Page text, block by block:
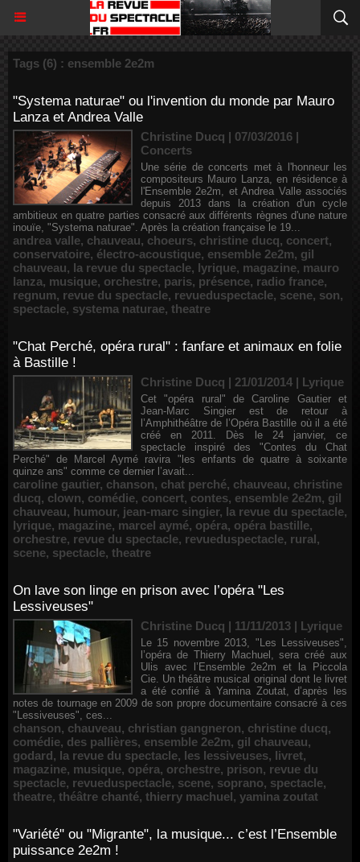
Tags (6) : ensemble 2e2m
"Systema naturae" ou l'invention du monde par Mauro
Lanza et Andrea Valle
Christine Ducq | 07/03/2016 |
Concerts
Une série de concerts met à l'honneur les
compositeurs Mauro Lanza, en résidence à
l'Ensemble 2e2m, et Andrea Valle associés
depuis 2013 dans la création d'un cycle
ambitieux en quatre parties consacré aux différents règnes d'une nature
inouïe, "Systema naturae". Après la création française le 19...
andrea valle, chauveau, choeurs, christine ducq, concert,
conservatoire, électro-acoustique, ensemble 2e2m, gil
chauveau, la revue du spectacle, lyrique, magazine, mauro
lanza, musique, orchestre, paris, présence, radio france,
regnum, revue du spectacle, revueduspectacle, scene, son,
spectacle, systema naturae, theatre
"Chat Perché, opéra rural" : fanfare et animaux en folie
à Bastille !
Christine Ducq | 21/01/2014 | Lyrique
Cet "opéra rural" de Caroline Gautier et
Jean-Marc Singier est de retour à
l’Amphithéâtre de l’Opéra Bastille où il a été
créé en 2011. Dès le 24 janvier, ce
spectacle inspiré des "Contes du Chat
Perché" de Marcel Aymé ravira "les enfants de quatre à soixante
quinze ans" comme ce dernier l’avait...
caroline gautier, chanson, chat perché, chauveau, christine
ducq, clown, comédie, concert, contes, ensemble 2e2m, gil
chauveau, humour, jean-marc singier, la revue du spectacle,
lyrique, magazine, marcel aymé, opéra, opéra bastille,
orchestre, revue du spectacle, revueduspectacle, rural,
scene, spectacle, theatre
On lave son linge en prison avec l’opéra "Les
Lessiveuses"
Christine Ducq | 11/11/2013 | Lyrique
Le 15 novembre 2013, "Les Lessiveuses",
l’opéra de Thierry Machuel, sera créé aux
Ulis avec l’Ensemble 2e2m et la Piccola
Cie. Un théâtre musical original dont le livret
a été confié à Yamina Zoutat, d’après les
notes de tournage en 2009 de son propre documentaire consacré à ces
"Lessiveuses", ces...
chanson, chauveau, christian gangneron, christine ducq,
comédie, des pallières, ensemble 2e2m, gil chauveau,
godard, la revue du spectacle, les lessiveuses, livret,
magazine, musique, opéra, orchestre, prison, revue du
spectacle, revueduspectacle, scene, soprano, spectacle,
theatre, théâtre chanté, thierry machuel, yamina zoutat
"Variété" ou "Migrante", la musique... c’est l’Ensemble
puissance 2e2m !